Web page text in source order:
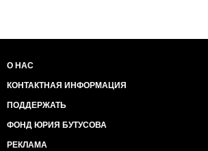
О НАС
КОНТАКТНАЯ ИНФОРМАЦИЯ
ПОДДЕРЖАТЬ
ФОНД ЮРИЯ БУТУСОВА
РЕКЛАМА